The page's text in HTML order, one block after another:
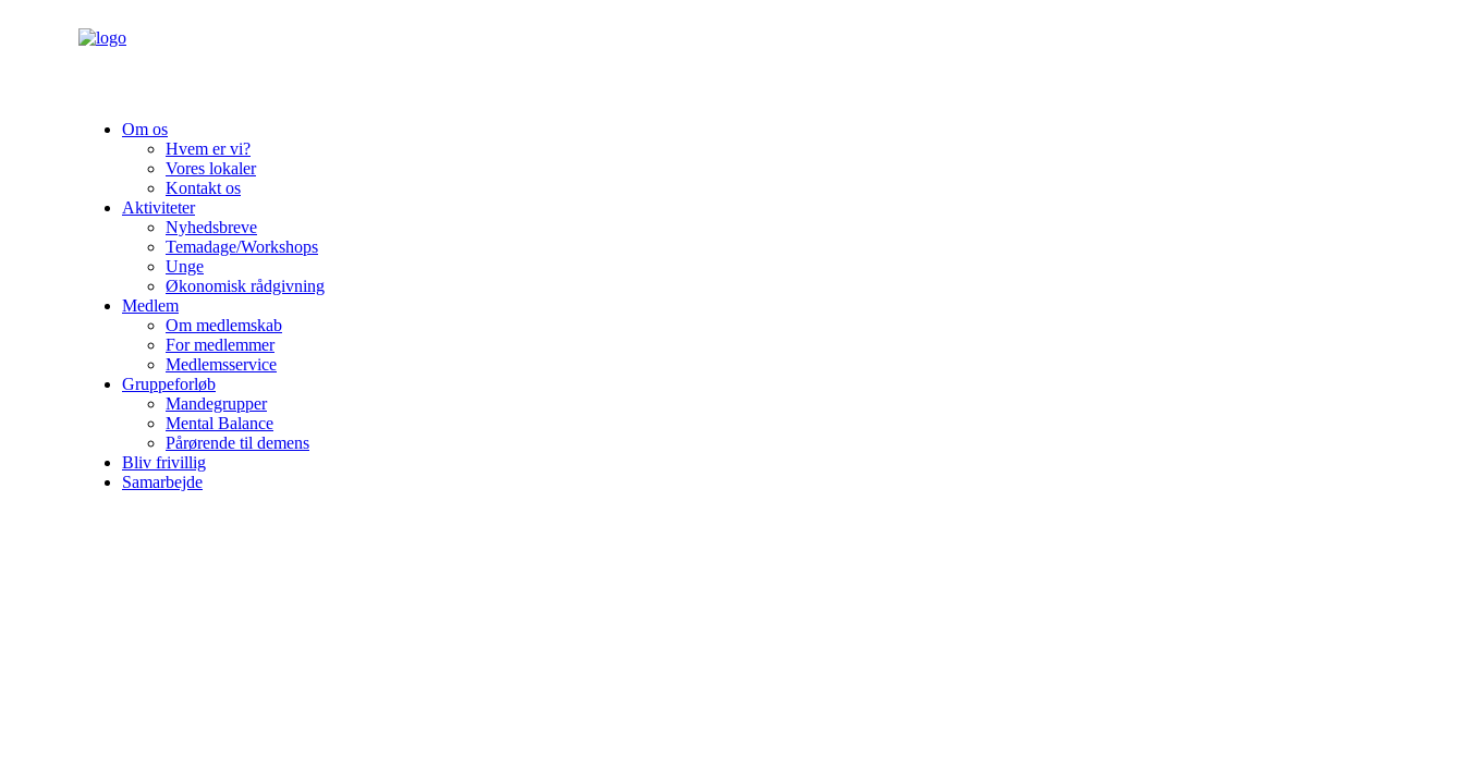
Om os
Hvem er vi?
Vores lokaler
Kontakt os
Aktiviteter
Nyhedsbreve
Temadage/Workshops
Unge
Økonomisk rådgivning
Medlem
Om medlemskab
For medlemmer
Medlemsservice
Gruppeforløb
Mandegrupper
Mental Balance
Pårørende til demens
Bliv frivillig
Samarbejde